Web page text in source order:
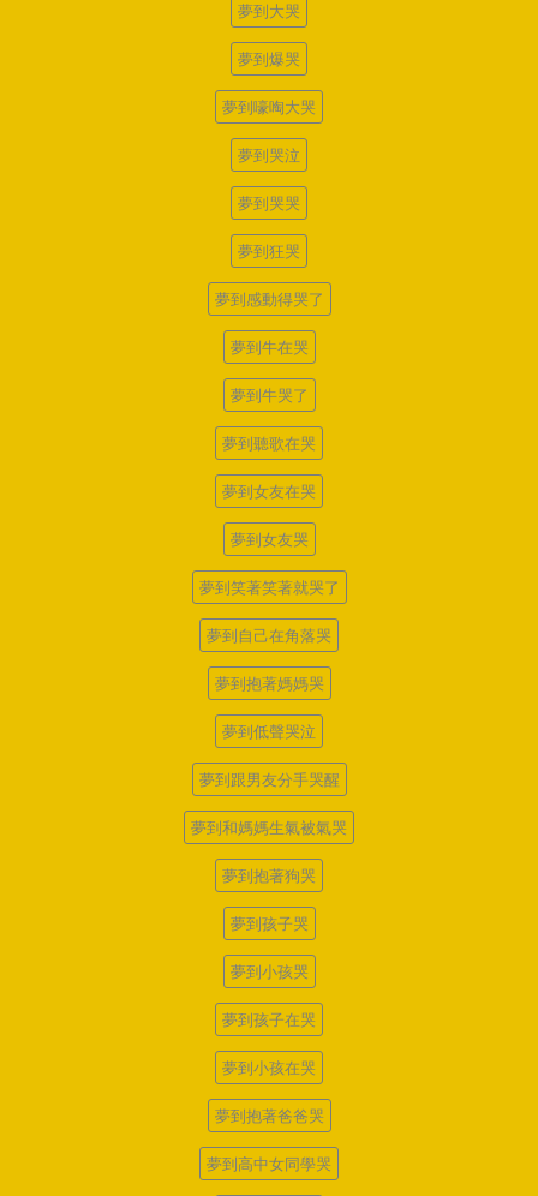
夢到大哭
夢到爆哭
夢到嚎啕大哭
夢到哭泣
夢到哭哭
夢到狂哭
夢到感動得哭了
夢到牛在哭
夢到牛哭了
夢到聽歌在哭
夢到女友在哭
夢到女友哭
夢到笑著笑著就哭了
夢到自己在角落哭
夢到抱著媽媽哭
夢到低聲哭泣
夢到跟男友分手哭醒
夢到和媽媽生氣被氣哭
夢到抱著狗哭
夢到孩子哭
夢到小孩哭
夢到孩子在哭
夢到小孩在哭
夢到抱著爸爸哭
夢到高中女同學哭